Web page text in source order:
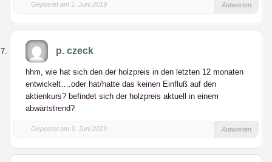
Gepostet am 1. Juni 2019 Antworten
p. czeck
hhm, wie hat sich den der holzpreis in den letzten 12 monaten
entwickelt….oder hat/hatte das keinen Einfluß auf den
aktienkurs? befindet sich der holzpreis aktuell in einem
abwärtstrend?
Gepostet am 3. Juni 2019 Antworten